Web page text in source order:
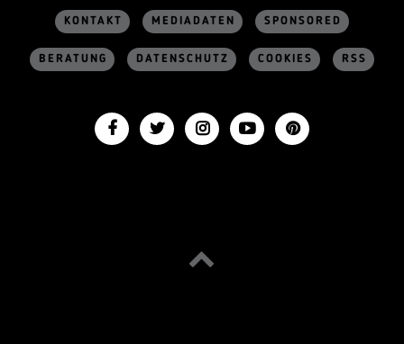
KONTAKT MEDIADATEN SPONSORED
BERATUNG DATENSCHUTZ COOKIES RSS